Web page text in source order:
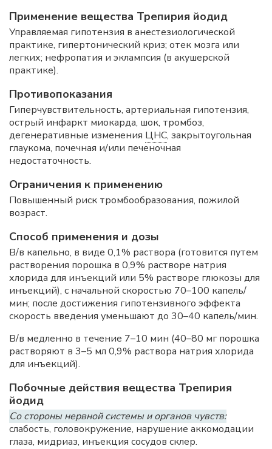
Применение вещества Трепирия йодид
Управляемая гипотензия в анестезиологической
практике, гипертонический криз; отек мозга или
легких; нефропатия и эклампсия (в акушерской
практике).
Противопоказания
Гиперчувствительность, артериальная гипотензия,
острый инфаркт миокарда, шок, тромбоз,
дегенеративные изменения ЦНС, закрытоугольная
глаукома, почечная и/или печеночная
недостаточность.
Ограничения к применению
Повышенный риск тромбообразования, пожилой
возраст.
Способ применения и дозы
В/в капельно, в виде 0,1% раствора (готовится путем
растворения порошка в 0,9% растворе натрия
хлорида для инъекций или 5% растворе глюкозы для
инъекций), с начальной скоростью 70–100 капель/
мин; после достижения гипотензивного эффекта
скорость введения уменьшают до 30–40 капель/мин.
В/в медленно в течение 7–10 мин (40–80 мг порошка
растворяют в 3–5 мл 0,9% раствора натрия хлорида
для инъекций).
Побочные действия вещества Трепирия
йодид
Со стороны нервной системы и органов чувств:
слабость, головокружение, нарушение аккомодации
глаза, мидриаз, инъекция сосудов склер.